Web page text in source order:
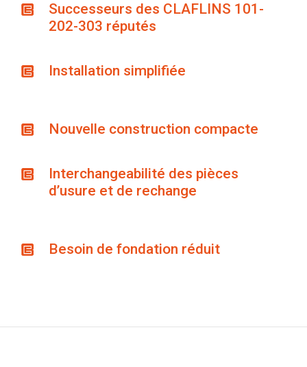
Successeurs des CLAFLINS 101-
202-303 réputés
Installation simplifiée
Nouvelle construction compacte
Interchangeabilité des pièces
d’usure et de rechange
Besoin de fondation réduit